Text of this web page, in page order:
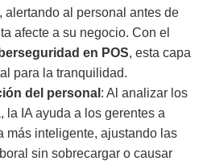
al personal antes de
afecte a su negocio. Con el
en POS, esta capa
para la tranquilidad.
del personal : Al analizar los
la IA ayuda a los gerentes a
más inteligente, ajustando las
sin sobrecargar o causar